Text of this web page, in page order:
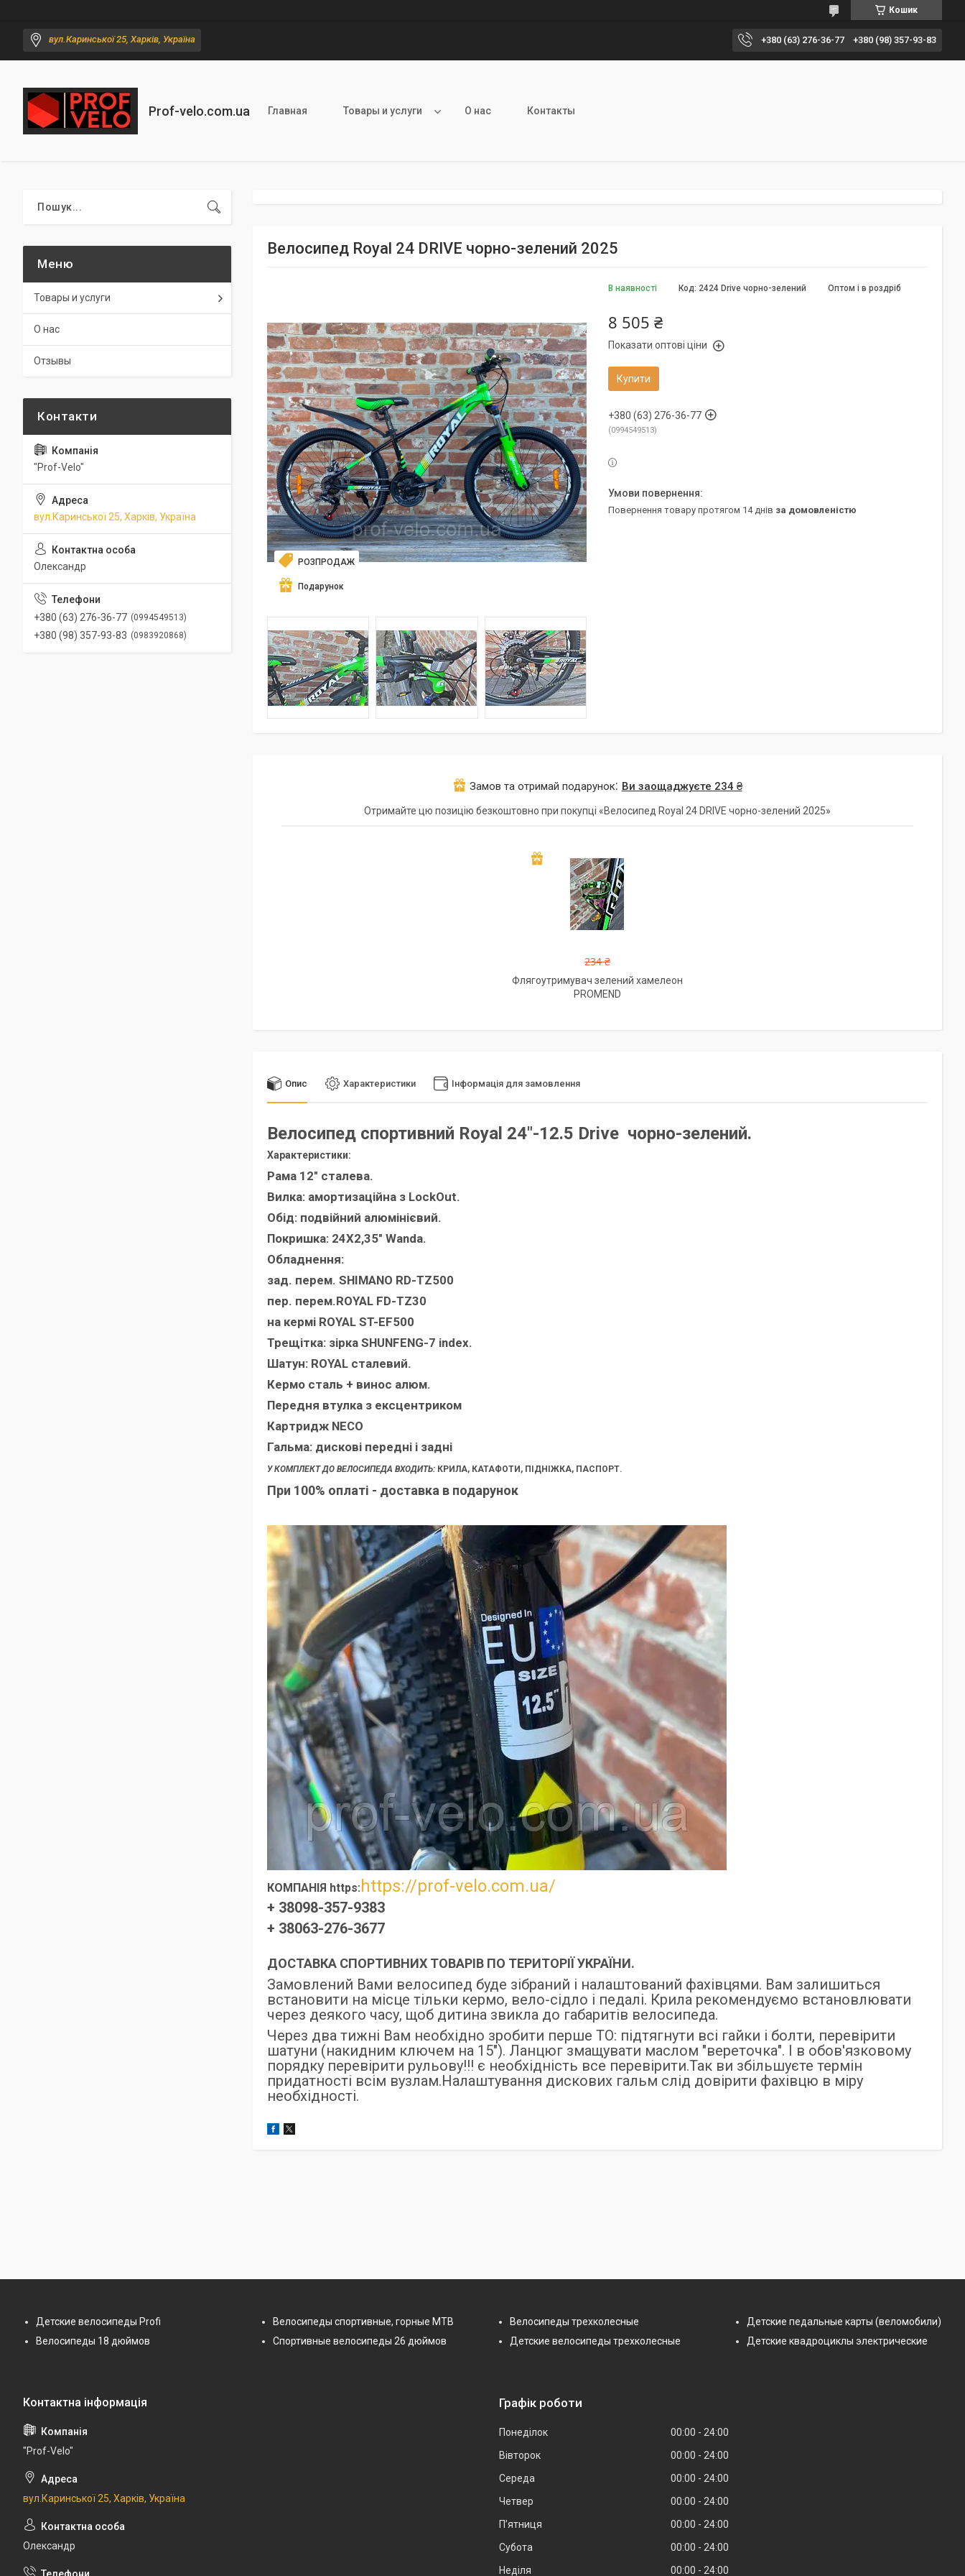
Кошик
вул.Каринської 25, Харків, Україна +380 (63) 276-36-77 +380 (98) 357-93-83
Prof-velo.com.ua Главная Товары и услуги О нас Контакты
Велосипед Royal 24 DRIVE чорно-зелений 2025
РОЗПРОДАЖ
Подарунок
В наявності Оптом і в роздріб
Код: 2424 Drive чорно-зелений
8 505 ₴
Показати оптові ціни
Купити
+380 (63) 276-36-77
0994549513
повернення товару протягом 14 днів за домовленістю
Замов та отримай подарунок Ви заощаджуєте 234 ₴
Отримайте цю позицію безкоштовно при покупці «Велосипед Royal 24 DRIVE чорно-зелений 2025»
234 ₴
Флягоутримувач зелений хамелеон
PROMEND
Опис Характеристики Інформація для замовлення
Велосипед спортивний Royal 24"-12.5 Drive чорно-зелений.
Характеристики:
Рама 12" сталева.
Вилка: амортизаційна з LockOut.
Обід: подвійний алюмінієвий.
Покришка: 24Х2,35" Wanda.
Обладнення:
зад. перем. SHIMANO RD-TZ500
пер. перем.ROYAL FD-TZ30
на кермі ROYAL ST-EF500
Трещітка: зірка SHUNFENG-7 index.
Шатун: ROYAL сталевий.
Кермо сталь + винос алюм.
Передня втулка з ексцентриком
Картридж NECO
Гальма: дискові передні і задні
У КОМПЛЕКТ ДО ВЕЛОСИПЕДА ВХОДИТЬ: КРИЛА, КАТАФОТИ, ПІДНІЖКА, ПАСПОРТ.
При 100% оплаті - доставка в подарунок
КОМПАНІЯ https: https://prof-velo.com.ua/
+ 38098-357-9383
+ 38063-276-3677
ДОСТАВКА СПОРТИВНИХ ТОВАРІВ ПО ТЕРИТОРІЇ УКРАЇНИ.
Замовлений Вами велосипед буде зібраний і налаштований фахівцями. Вам залишиться
встановити на місце тільки кермо, вело-сідло і педалі. Крила рекомендуємо встановлювати
через деякого часу, щоб дитина звикла до габаритів велосипеда.
Через два тижні Вам необхідно зробити перше ТО: підтягнути всі гайки і болти, перевірити
шатуни (накидним ключем на 15"). Ланцюг змащувати маслом "вереточка". І в обов'язковому
порядку перевірити рульову!!! є необхідність все перевірити.Так ви збільшуєте термін
придатності всім вузлам.Налаштування дискових гальм слід довірити фахівцю в міру
необхідності.
Товары и услуги
О нас
Отзывы
"Prof-Velo"
вул.Каринської 25, Харків, Україна
Олександр
+380 (63) 276-36-77 0994549513
+380 (98) 357-93-83 0983920868
Детские велосипеды Profi
Велосипеды 18 дюймов
Велосипеды спортивные, горные МТВ
Спортивные велосипеды 26 дюймов
Велосипеды трехколесные
Детские велосипеды трехколесные
Детские педальные карты (веломобили)
Детские квадроциклы электрические
"Prof-Velo"
вул.Каринської 25, Харків, Україна
Олександр
Графік роботи
Понеділок 00:00
24:00
Вівторок
00:00
24:00
Середа
00:00
24:00
Четвер
00:00
24:00
Пʼятниця
00:00
24:00
Субота
00:00
24:00
Неділя
00:00 24:00